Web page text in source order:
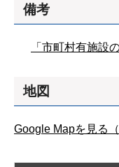
備考
「市町村有施
地図
Google Mapを見る